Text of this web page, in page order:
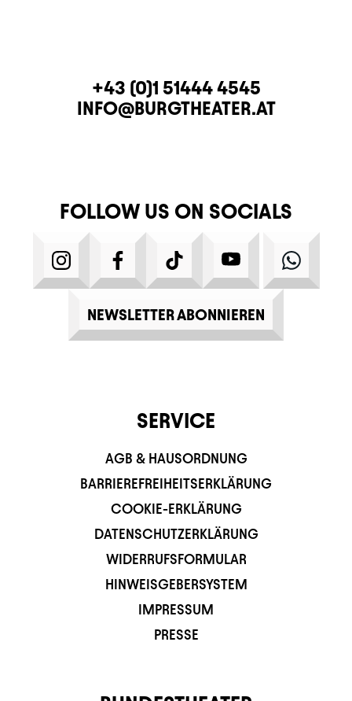
CONTACTTELEPHONE
+43 (0)1 51444 4545
E-MAIL
INFO@BURGTHEATER.AT
FOLLOW US ON SOCIALS
INSTAGRAMFACEBOOKTIKTOK YOUTUBE
NEWSLETTER ABONNIEREN
SERVICE
AGB & HAUSORDNUNG
BARRIEREFREIHEITSERKLÄRUNG
COOKIE-ERKLÄRUNG
DATENSCHUTZERKLÄRUNG
WIDERRUFSFORMULAR
HINWEISGEBERSYSTEM
IMPRESSUM
PRESSE